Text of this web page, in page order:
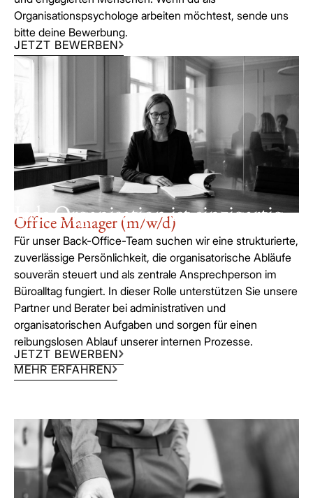
Organisationspsychologe arbeiten möchtest, sende uns
bitte deine Bewerbung.
JETZT BEWERBEN
Office Manager (m/w/d)
Für unser Back-Office-Team suchen wir eine strukturierte,
zuverlässige Persönlichkeit, die organisatorische Abläufe
souverän steuert und als zentrale Ansprechperson im
Büroalltag fungiert. In dieser Rolle unterstützen Sie unsere
Partner und Berater bei administrativen und
organisatorischen Aufgaben und sorgen für einen
reibungslosen Ablauf unserer internen Prozesse.
JETZT BEWERBEN
MEHR ERFAHREN
Jede Organisation ist einzigartig.